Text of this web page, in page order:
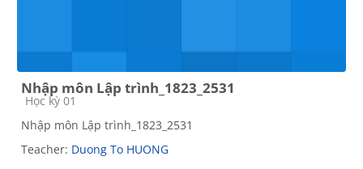
Nhập môn Lập trình_1823_2531
Course category
Học kỳ 01
Nhập môn Lập trình_1823_2531
Teacher: Duong To HUONG